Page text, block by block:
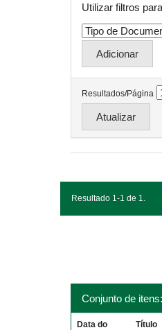
Utilizar filtros
Resultados/Página
Resultado 1-1 de 1.
Conjunto de itens:
Data do Título